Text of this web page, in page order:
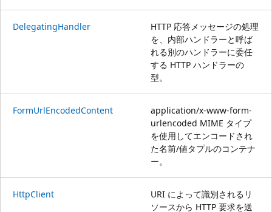
DelegatingHandler
HTTP 応答メッセージの処理
を、内部ハンドラーと呼ば
れる別のハンドラーに委任
する HTTP ハンドラーの
型。
FormUrlEncodedContent
application/x-www-form-
urlencoded MIME タイプ
を使用してエンコードされ
た名前/値タプルのコンテナ
ー。
HttpClient
URI によって識別されるリ
ソースから HTTP 要求を送